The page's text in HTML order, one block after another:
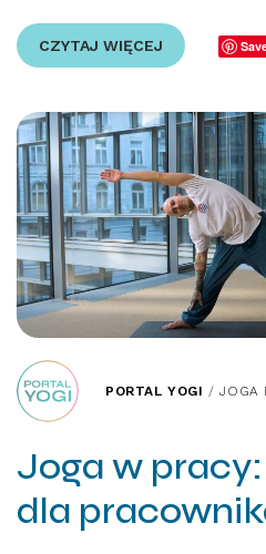
CZYTAJ WIĘCEJ
PORTAL YOGI /JOGA
Joga w
dla